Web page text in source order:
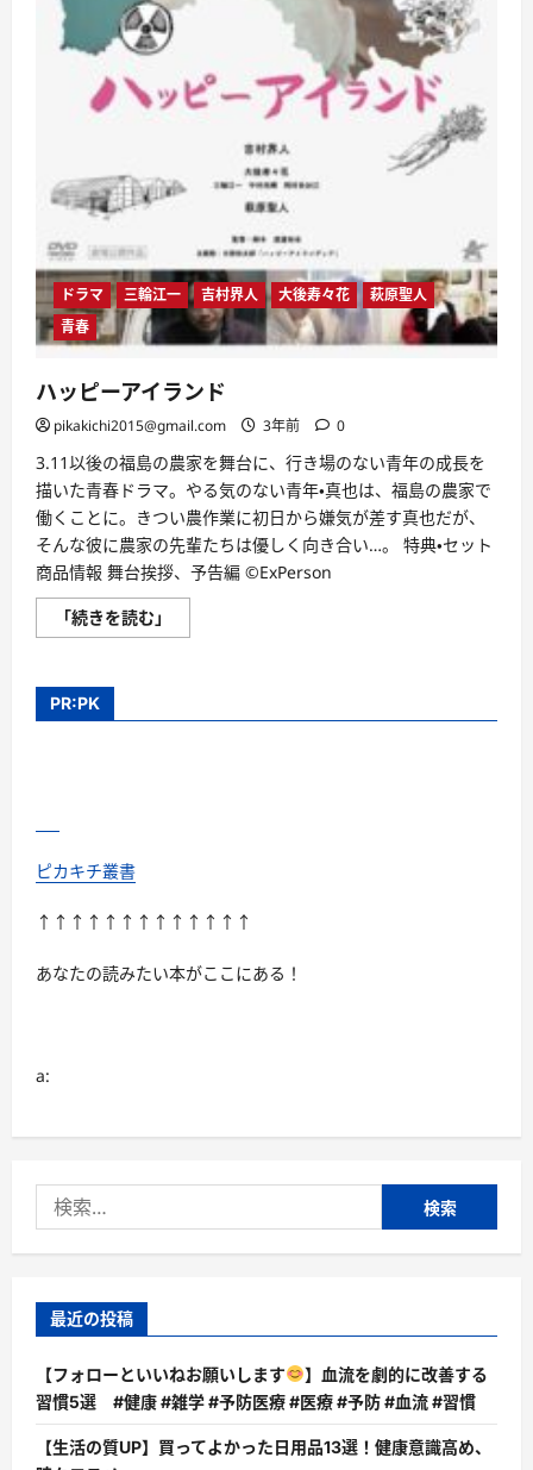
ドラマ 三輪江一 吉村界人 大後寿々花
萩原聖人
青春
ハッピーアイランド
pikakichi2015@gmail.com 3年前 0
3.11以後の福島の農家を舞台に、行き場のない青年の成長を
描いた青春ドラマ。やる気のない青年・真也は、福島の農家で
働くことに。きつい農作業に初日から嫌気が差す真也だが、
そんな彼に農家の先輩たちは優しく向き合い…。 特典・セット
商品情報 舞台挨拶、予告編 ©ExPerson
「続きを読む」
ッ
ラ
PR:PK
ピカキチ叢書
↑↑↑↑↑↑↑↑↑↑↑↑↑
あなたの読みたい本がここにある！
a:
索:
最近の投稿
【フォローといいねお願いします
】血流を劇的に改善する
習慣5選 #健康 #雑学 #予防医療 #医療 #予防 #血流 #習慣
【生活の質UP】買ってよかった日用品13選！健康意識高め、